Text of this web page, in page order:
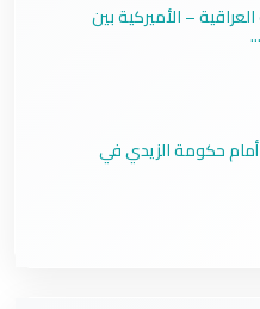
– الأميركية بين
أمام حكومة الزيدي في